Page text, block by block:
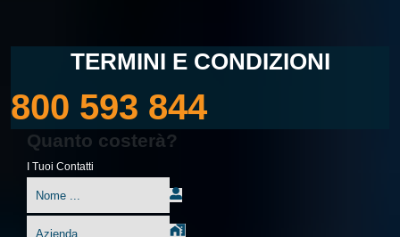
TERMINI E CONDIZIONI
800 593 844
Quanto costerà?
I Tuoi Contatti